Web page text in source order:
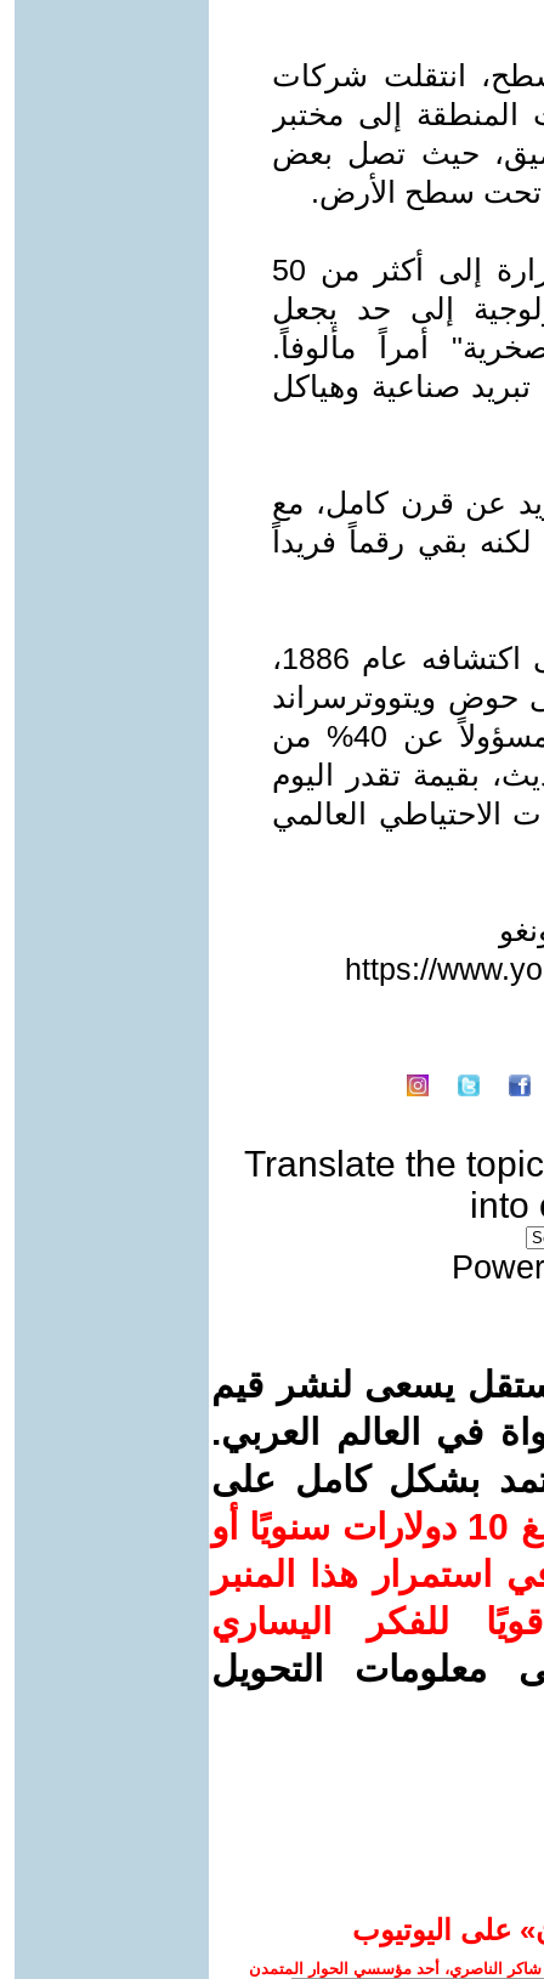
انتقلت شركات
المنطقة إلى مختبر
حيث تصل بعض
في تلك الأعماق، ترتفع درجات الحرارة إلى أكثر من 50
إلى حد يجعل
أمراً مألوفاً.
صناعية وهياكل
عن قرن كامل، مع
بقي رقماً فريداً
منذ تشكله قبل 2.7 مليار عام، وحتى اكتشافه عام 1886،
140 عاماً، يبقى حوض ويتووترسراند
أغنى مصدر ذهب عرفه الإنسان، ومسؤولاً عن 40% من
بقيمة تقدر اليوم
الاحتياطي العالمي
https://
Translate the topic
into
يسعى لنشر قيم
في العالم العربي.
بشكل كامل على
ساهم/ي معنا! بدعمكم بمبلغ 10 دولارات سنويًا أو
استمرار هذا المنبر
للفكر اليساري
معلومات التحويل
على اليوتيوب
الناصري، أحد مؤسسي الحوار المتمدن